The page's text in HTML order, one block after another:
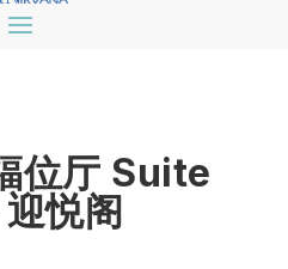
位厅 Suite
悦阁